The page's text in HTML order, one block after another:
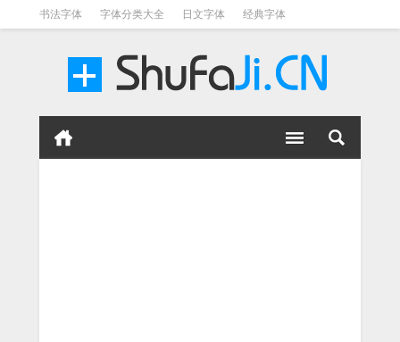
书法字体 字体分类大全 日文字体 经典字体